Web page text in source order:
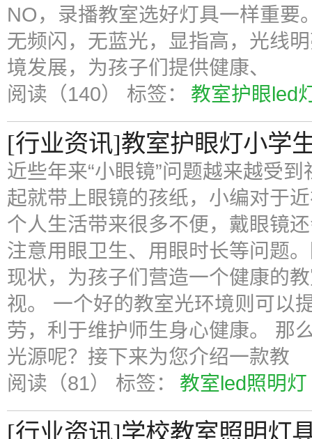
NO，录播教室选好灯具一样重要
无频闪，无蓝光，显指高，光线
境发展，为孩子们提供健康、
阅读（140） 标签： 教室护眼led
[行业资讯]教室护眼灯小学
近些年来“小眼镜”问题越来越受
起就带上眼镜的孩纸，小编对于
个人生活带来很多不便，戴眼镜
注意用眼卫生、用眼时长等问题
现状，为孩子们营造一个健康的
视。 一个好的教室光环境则可以
劳，利于维护师生身心健康。 那
光源呢？接下来为您介绍一款教
阅读（81） 标签： 教室led照明灯
[行业资讯]学校教室照明灯